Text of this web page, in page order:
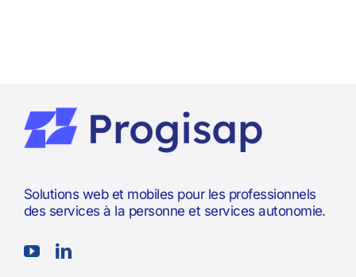
Solutions web et mobiles pour les professionnels
des services à la personne et services autonomie.